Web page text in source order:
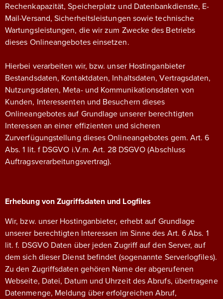
Rechenkapazität, Speicherplatz und Datenbankdienste, E-
Mail-Versand, Sicherheitsleistungen sowie technische
Wartungsleistungen, die wir zum Zwecke des Betriebs
dieses Onlineangebotes einsetzen.
Hierbei verarbeiten wir, bzw. unser Hostinganbieter
Bestandsdaten, Kontaktdaten, Inhaltsdaten, Vertragsdaten,
Nutzungsdaten, Meta- und Kommunikationsdaten von
Kunden, Interessenten und Besuchern dieses
Onlineangebotes auf Grundlage unserer berechtigten
Interessen an einer effizienten und sicheren
Zurverfügungstellung dieses Onlineangebotes gem. Art. 6
Abs. 1 lit. f DSGVO i.V.m. Art. 28 DSGVO (Abschluss
Auftragsverarbeitungsvertrag).
Erhebung von Zugriffsdaten und Logfiles
Wir, bzw. unser Hostinganbieter, erhebt auf Grundlage
unserer berechtigten Interessen im Sinne des Art. 6 Abs. 1
lit. f. DSGVO Daten über jeden Zugriff auf den Server, auf
dem sich dieser Dienst befindet (sogenannte Serverlogfiles).
Zu den Zugriffsdaten gehören Name der abgerufenen
Webseite, Datei, Datum und Uhrzeit des Abrufs, übertragene
Datenmenge, Meldung über erfolgreichen Abruf,